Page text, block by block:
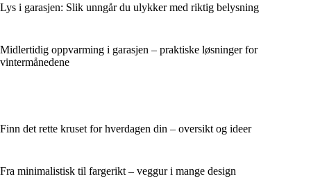
Lys i garasjen: Slik unngår du ulykker med riktig belysning
Midlertidig oppvarming i garasjen – praktiske løsninger for
vintermånedene
Finn det rette kruset for hverdagen din – oversikt og ideer
Fra minimalistisk til fargerikt – veggur i mange design